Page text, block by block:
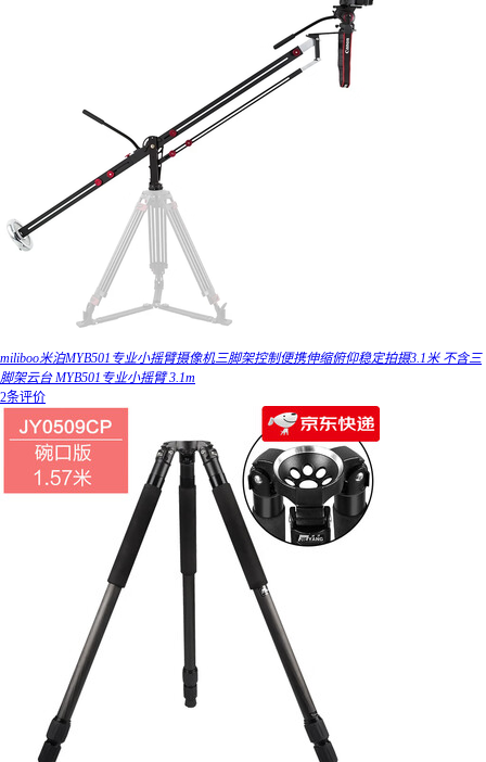
miliboo米泊MYB501专业小摇臂摄像机三脚架控制便携伸缩俯仰稳定拍摄3.1米 不含三
脚架云台 MYB501专业小摇臂 3.1m
2条评价